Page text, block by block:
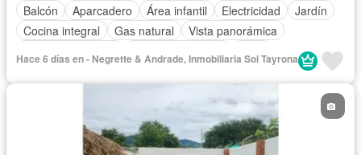
Balcón
Aparcadero Área infantil Electricidad
Jardín
Cocina integral
Gas natural
Vista panorámica
Hace 6 días en - Negrette & Andrade, Inmobiliaria Sol Tayrona